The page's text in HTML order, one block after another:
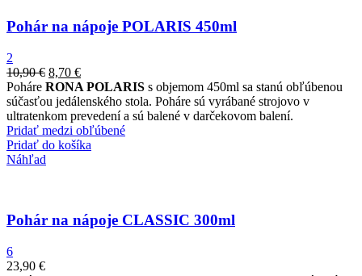
Pohár na nápoje POLARIS 450ml
2
10,90€ 8,70 €
Poháre RONA POLARIS s objemom 450ml sa stanú obľúbenou
súčasťou jedálenského stola. Poháre sú vyrábané strojovo v
ultratenkom prevedení a sú balené v darčekovom balení.
Pridať medzi obľúbené
Pridať do košíka
Náhľad
Pohár na nápoje CLASSIC 300ml
6
23,90 €